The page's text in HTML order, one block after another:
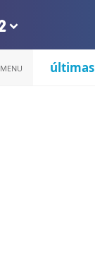
MENU últimas